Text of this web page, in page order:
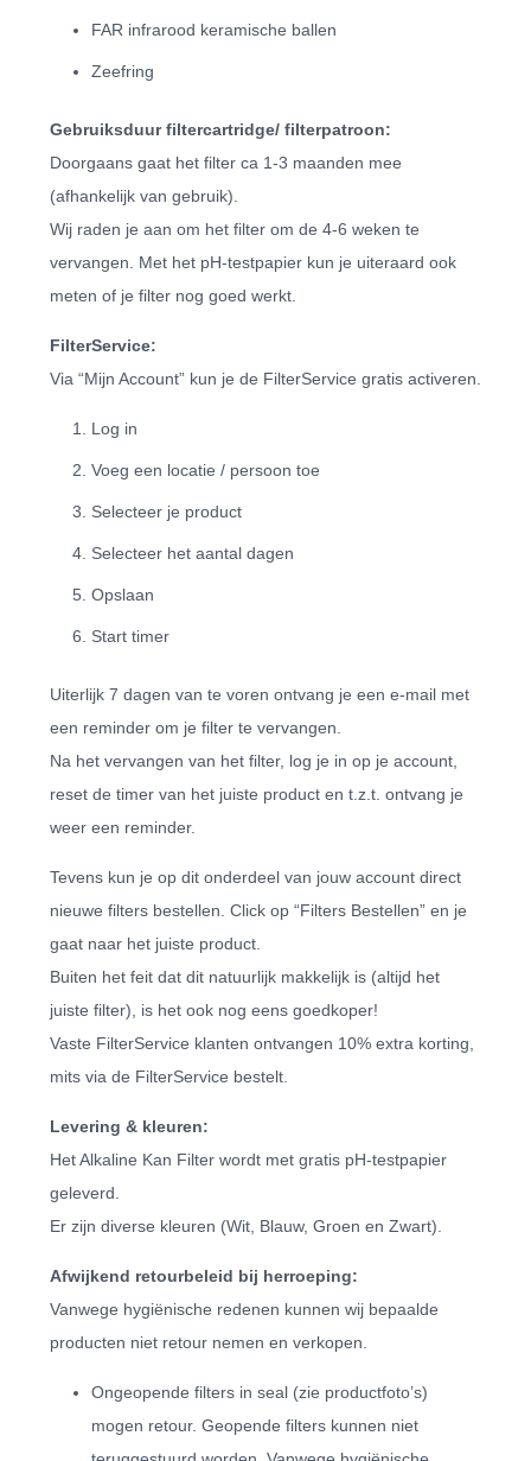
FAR infrarood keramische ballen
Zeefring
Gebruiksduur filtercartridge/ filterpatroon:
Doorgaans gaat het filter ca 1-3 maanden mee
(afhankelijk van gebruik).
Wij raden je aan om het filter om de 4-6 weken te
vervangen. Met het pH-testpapier kun je uiteraard ook
meten of je filter nog goed werkt.
FilterService:
Via “Mijn Account” kun je de FilterService gratis activeren.
Log in
Voeg een locatie / persoon toe
Selecteer je product
Selecteer het aantal dagen
Opslaan
Start timer
Uiterlijk 7 dagen van te voren ontvang je een e-mail met
een reminder om je filter te vervangen.
Na het vervangen van het filter, log je in op je account,
reset de timer van het juiste product en t.z.t. ontvang je
weer een reminder.
Tevens kun je op dit onderdeel van jouw account direct
nieuwe filters bestellen. Click op “Filters Bestellen” en je
gaat naar het juiste product.
Buiten het feit dat dit natuurlijk makkelijk is (altijd het
juiste filter), is het ook nog eens goedkoper!
Vaste FilterService klanten ontvangen 10% extra korting,
mits via de FilterService bestelt.
Levering & kleuren:
Het Alkaline Kan Filter wordt met gratis pH-testpapier
geleverd.
Er zijn diverse kleuren (Wit, Blauw, Groen en Zwart).
Afwijkend retourbeleid bij herroeping:
Vanwege hygiënische redenen kunnen wij bepaalde
producten niet retour nemen en verkopen.
Ongeopende filters in seal (zie productfoto’s)
mogen retour. Geopende filters kunnen niet